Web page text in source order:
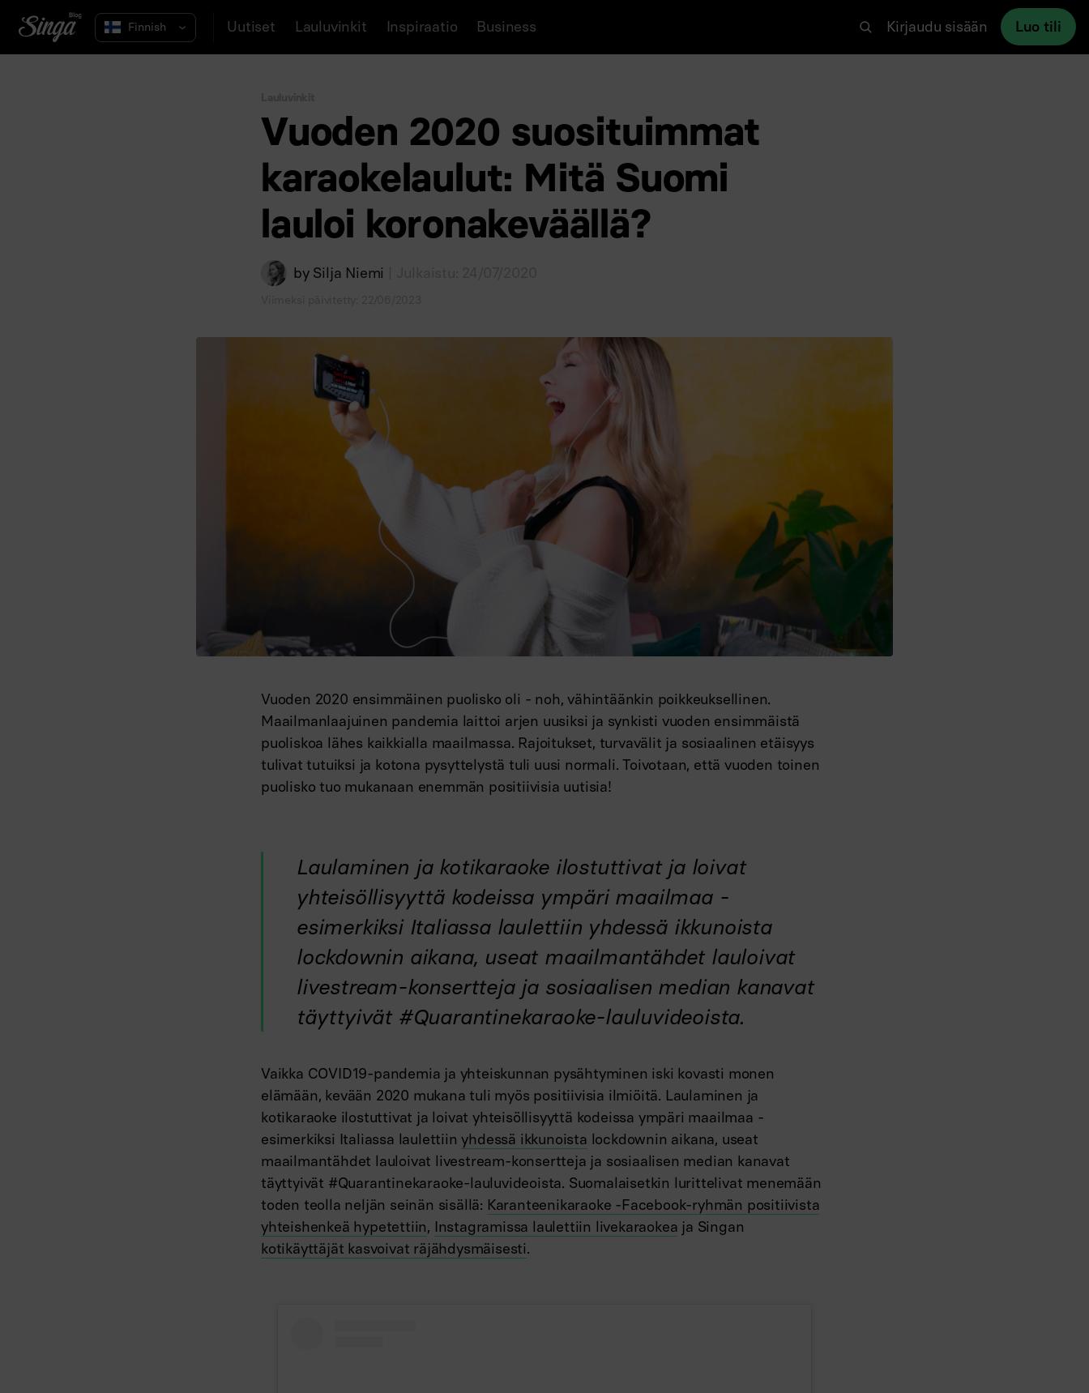
Uutiset Lauluvinkit Inspiraatio Business Kirjaudu sisään Luo tili
Vuoden 2020 suosituimmat
karaokelaulut: Mitä Suomi
lauloi koronakeväällä?
by Silja Niemi
Vuoden 2020 ensimmäinen puolisko oli - noh, vähintäänkin poikkeuksellinen.
Maailmanlaajuinen pandemia laittoi arjen uusiksi ja synkisti vuoden ensimmäistä
puoliskoa lähes kaikkialla maailmassa. Rajoitukset, turvavälit ja sosiaalinen etäisyys
tulivat tutuiksi ja kotona pysyttelystä tuli uusi normali. Toivotaan, että vuoden toinen
puolisko tuo mukanaan enemmän positiivisia uutisia!
Laulaminen ja kotikaraoke ilostuttivat ja loivat
yhteisöllisyyttä kodeissa ympäri maailmaa -
esimerkiksi Italiassa laulettiin yhdessä ikkunoista
lockdownin aikana, useat maailmantähdet lauloivat
livestream-konsertteja ja sosiaalisen median kanavat
täyttyivät #Quarantinekaraoke-lauluvideoista.
Vaikka COVID19-pandemia ja yhteiskunnan pysähtyminen iski kovasti monen
elämään, kevään 2020 mukana tuli myös positiivisia ilmiöitä. Laulaminen ja
kotikaraoke ilostuttivat ja loivat yhteisöllisyyttä kodeissa ympäri maailmaa -
esimerkiksi Italiassa laulettiinyhdessä ikkunoista lockdownin aikana, useat
maailmantähdet lauloivat livestream-konsertteja ja sosiaalisen median kanavat
täyttyivät #Quarantinekaraoke-lauluvideoista. Suomalaisetkin lurittelivat menemään
toden teolla neljän seinän sisällä: Karanteenikaraoke -Facebook-ryhmän positiivista
yhteishenkeä hypetettiin, Instagramissa laulettiin livekaraokea ja Singan
kotikäyttäjät kasvoivat räjähdysmäisesti.